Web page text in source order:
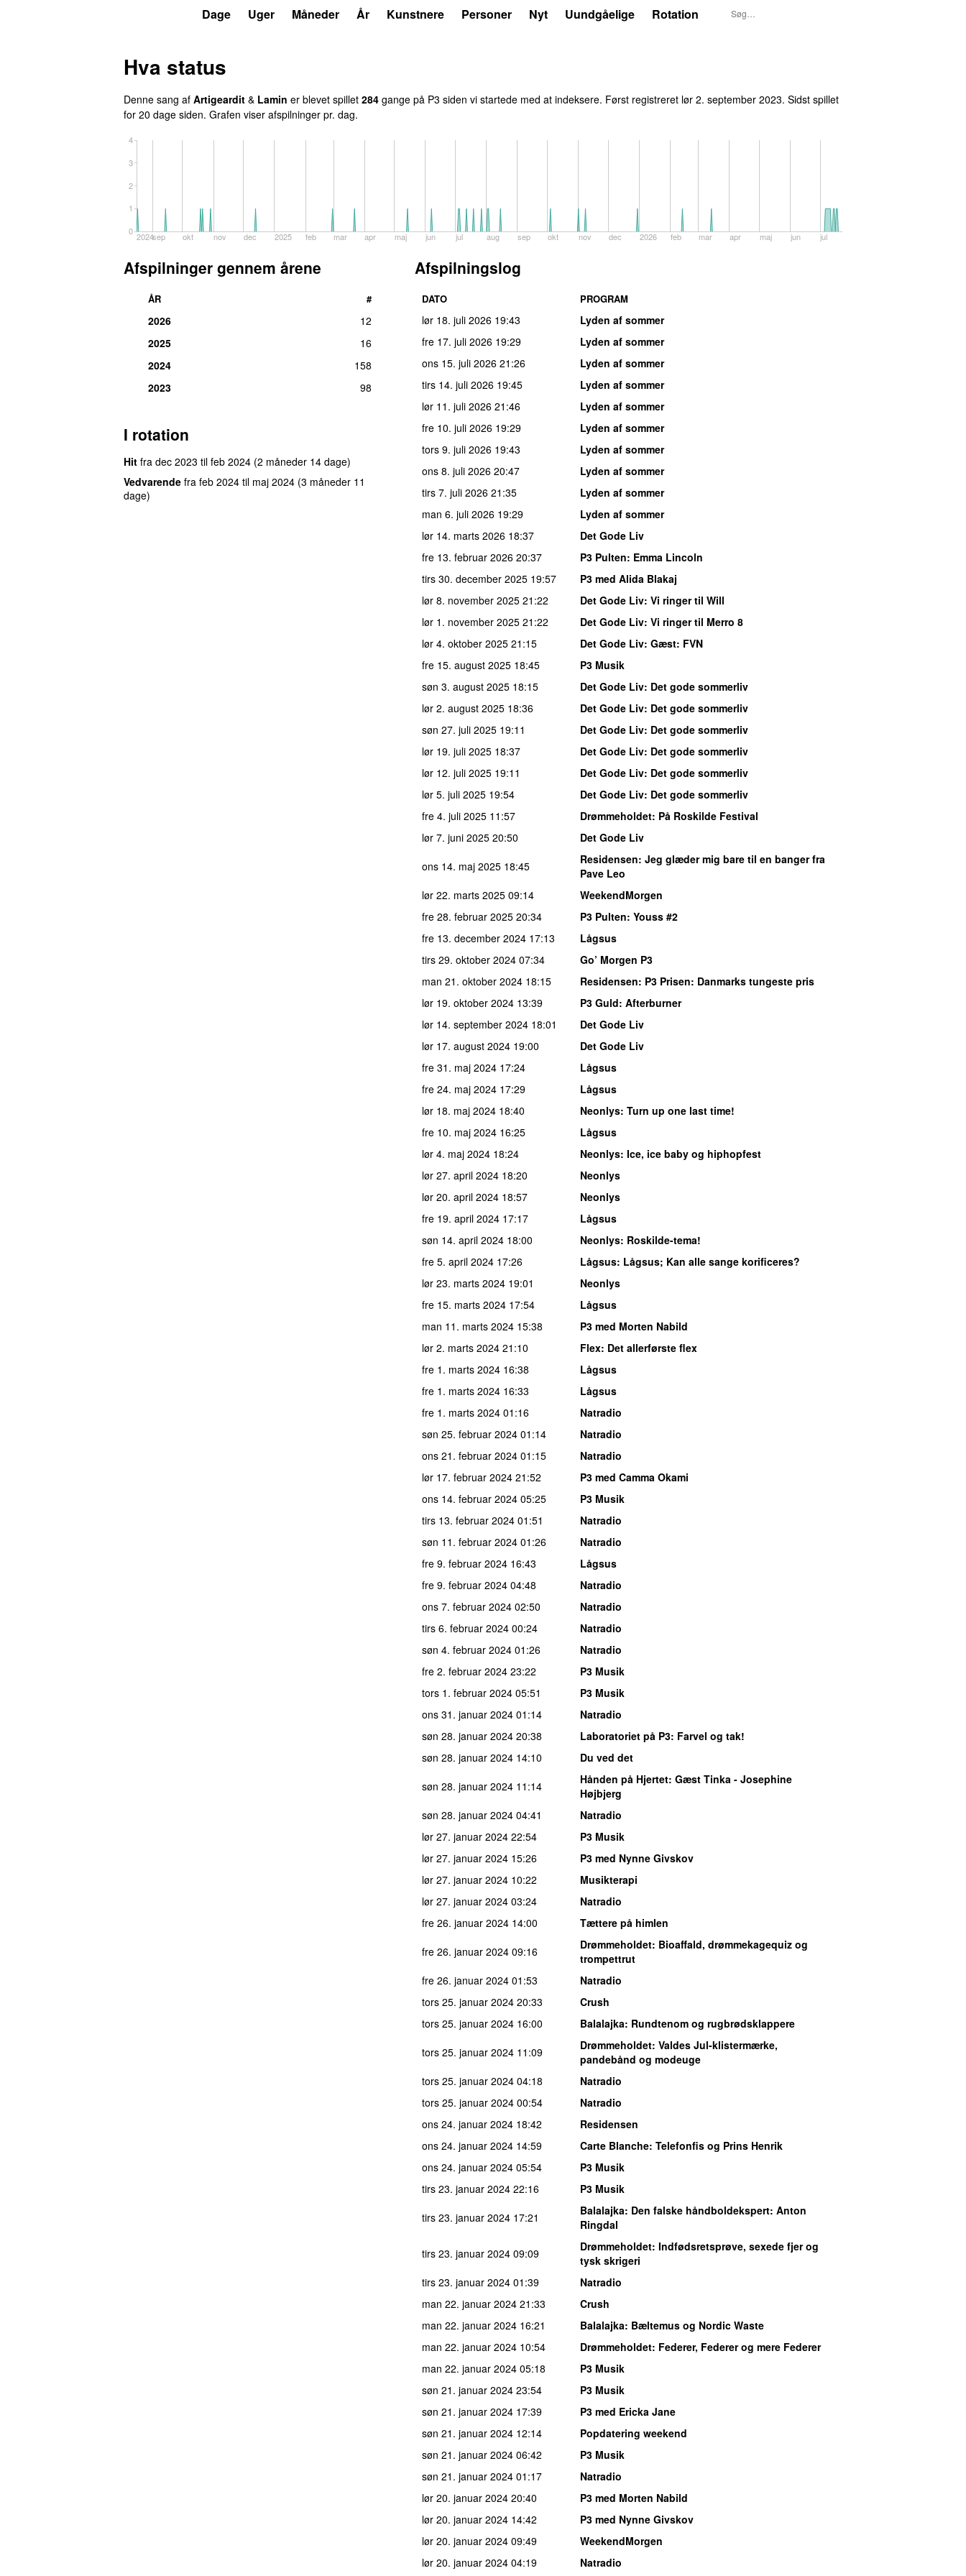
Dage Uger Måneder År Kunstnere Personer Nyt Uundgåelige Rotation
Hva status
Denne sang af Artigeardit & Lamin er blevet spillet 284 gange på P3 siden vi startede med at indeksere. Først registreret lør 2. september 2023. Sidst spillet
for 20 dage siden. Grafen viser afspilninger pr. dag.
2024sep okt nov dec 2025 feb mar apr maj jun jul aug sep okt nov dec 2026 feb mar apr maj jun jul
0
1
2
3
4
Afspilninger gennem årene
ÅR #
2026
12
2025
16
2024
158
2023
98
I rotation
Hit fra dec 2023 til feb 2024 (2 måneder 14 dage)
Vedvarende fra feb 2024 til maj 2024 (3 måneder 11
dage)
Afspilningslog
DATO PROGRAM
lør 18. juli 2026 19:43
Lyden af sommer
fre 17. juli 2026 19:29
Lyden af sommer
ons 15. juli 2026 21:26
Lyden af sommer
tirs 14. juli 2026 19:45
Lyden af sommer
lør 11. juli 2026 21:46
Lyden af sommer
fre 10. juli 2026 19:29
Lyden af sommer
tors 9. juli 2026 19:43
Lyden af sommer
ons 8. juli 2026 20:47
Lyden af sommer
tirs 7. juli 2026 21:35
Lyden af sommer
man 6. juli 2026 19:29
Lyden af sommer
lør 14. marts 2026 18:37
Det Gode Liv
fre 13. februar 2026 20:37 P3 Pulten: Emma Lincoln
tirs 30. december 2025 19:57
P3 med Alida Blakaj
lør 8. november 2025 21:22 Det Gode Liv: Vi ringer til Will
lør 1. november 2025 21:22 Det Gode Liv: Vi ringer til Merro 8
lør 4. oktober 2025 21:15 Det Gode Liv: Gæst: FVN
fre 15. august 2025 18:45
P3 Musik
søn 3. august 2025 18:15 Det Gode Liv: Det gode sommerliv
lør 2. august 2025 18:36 Det Gode Liv: Det gode sommerliv
søn 27. juli 2025 19:11 Det Gode Liv: Det gode sommerliv
lør 19. juli 2025 18:37 Det Gode Liv: Det gode sommerliv
lør 12. juli 2025 19:11 Det Gode Liv: Det gode sommerliv
lør 5. juli 2025 19:54 Det Gode Liv: Det gode sommerliv
fre 4. juli 2025 11:57 Drømmeholdet: På Roskilde Festival
lør 7. juni 2025 20:50
Det Gode Liv
ons 14. maj 2025 18:45 Residensen: Jeg glæder mig bare til en banger fra
Pave Leo
lør 22. marts 2025 09:14
WeekendMorgen
fre 28. februar 2025 20:34 P3 Pulten: Youss #2
fre 13. december 2024 17:13
Lågsus
tirs 29. oktober 2024 07:34
Go’ Morgen P3
man 21. oktober 2024 18:15 Residensen: P3 Prisen: Danmarks tungeste pris
lør 19. oktober 2024 13:39 P3 Guld: Afterburner
lør 14. september 2024 18:01
Det Gode Liv
lør 17. august 2024 19:00
Det Gode Liv
fre 31. maj 2024 17:24
Lågsus
fre 24. maj 2024 17:29
Lågsus
lør 18. maj 2024 18:40 Neonlys: Turn up one last time!
fre 10. maj 2024 16:25
Lågsus
lør 4. maj 2024 18:24 Neonlys: Ice, ice baby og hiphopfest
lør 27. april 2024 18:20
Neonlys
lør 20. april 2024 18:57
Neonlys
fre 19. april 2024 17:17
Lågsus
søn 14. april 2024 18:00 Neonlys: Roskilde-tema!
fre 5. april 2024 17:26 Lågsus: Lågsus; Kan alle sange korificeres?
lør 23. marts 2024 19:01
Neonlys
fre 15. marts 2024 17:54
Lågsus
man 11. marts 2024 15:38
P3 med Morten Nabild
lør 2. marts 2024 21:10 Flex: Det allerførste flex
fre 1. marts 2024 16:38
Lågsus
fre 1. marts 2024 16:33
Lågsus
fre 1. marts 2024 01:16
Natradio
søn 25. februar 2024 01:14
Natradio
ons 21. februar 2024 01:15
Natradio
lør 17. februar 2024 21:52
P3 med Camma Okami
ons 14. februar 2024 05:25
P3 Musik
tirs 13. februar 2024 01:51
Natradio
søn 11. februar 2024 01:26
Natradio
fre 9. februar 2024 16:43
Lågsus
fre 9. februar 2024 04:48
Natradio
ons 7. februar 2024 02:50
Natradio
tirs 6. februar 2024 00:24
Natradio
søn 4. februar 2024 01:26
Natradio
fre 2. februar 2024 23:22
P3 Musik
tors 1. februar 2024 05:51
P3 Musik
ons 31. januar 2024 01:14
Natradio
søn 28. januar 2024 20:38 Laboratoriet på P3: Farvel og tak!
søn 28. januar 2024 14:10
Du ved det
søn 28. januar 2024 11:14 Hånden på Hjertet: Gæst Tinka - Josephine
Højbjerg
søn 28. januar 2024 04:41
Natradio
lør 27. januar 2024 22:54
P3 Musik
lør 27. januar 2024 15:26
P3 med Nynne Givskov
lør 27. januar 2024 10:22
Musikterapi
lør 27. januar 2024 03:24
Natradio
fre 26. januar 2024 14:00
Tættere på himlen
fre 26. januar 2024 09:16 Drømmeholdet: Bioaffald, drømmekagequiz og
trompettrut
fre 26. januar 2024 01:53
Natradio
tors 25. januar 2024 20:33
Crush
tors 25. januar 2024 16:00 Balalajka: Rundtenom og rugbrødsklappere
tors 25. januar 2024 11:09 Drømmeholdet: Valdes Jul-klistermærke,
pandebånd og modeuge
tors 25. januar 2024 04:18
Natradio
tors 25. januar 2024 00:54
Natradio
ons 24. januar 2024 18:42
Residensen
ons 24. januar 2024 14:59 Carte Blanche: Telefonfis og Prins Henrik
ons 24. januar 2024 05:54
P3 Musik
tirs 23. januar 2024 22:16
P3 Musik
tirs 23. januar 2024 17:21 Balalajka: Den falske håndboldekspert: Anton
Ringdal
tirs 23. januar 2024 09:09 Drømmeholdet: Indfødsretsprøve, sexede fjer og
tysk skrigeri
tirs 23. januar 2024 01:39
Natradio
man 22. januar 2024 21:33
Crush
man 22. januar 2024 16:21 Balalajka: Bæltemus og Nordic Waste
man 22. januar 2024 10:54 Drømmeholdet: Federer, Federer og mere Federer
man 22. januar 2024 05:18
P3 Musik
søn 21. januar 2024 23:54
P3 Musik
søn 21. januar 2024 17:39
P3 med Ericka Jane
søn 21. januar 2024 12:14
Popdatering weekend
søn 21. januar 2024 06:42
P3 Musik
søn 21. januar 2024 01:17
Natradio
lør 20. januar 2024 20:40
P3 med Morten Nabild
lør 20. januar 2024 14:42
P3 med Nynne Givskov
lør 20. januar 2024 09:49
WeekendMorgen
lør 20. januar 2024 04:19 Natradio